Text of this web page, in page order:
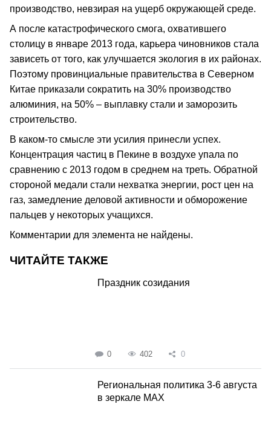
производство, невзирая на ущерб окружающей среде.
А после катастрофического смога, охватившего
столицу в январе 2013 года, карьера чиновников стала
зависеть от того, как улучшается экология в их районах.
Поэтому провинциальные правительства в Северном
Китае приказали сократить на 30% производство
алюминия, на 50% – выплавку стали и заморозить
строительство.
В каком-то смысле эти усилия принесли успех.
Концентрация частиц в Пекине в воздухе упала по
сравнению с 2013 годом в среднем на треть. Обратной
стороной медали стали нехватка энергии, рост цен на
газ, замедление деловой активности и обморожение
пальцев у некоторых учащихся.
Комментарии для элемента не найдены.
ЧИТАЙТЕ ТАКЖЕ
Праздник созидания
0 402 0
Региональная политика 3-6 августа
в зеркале MAX